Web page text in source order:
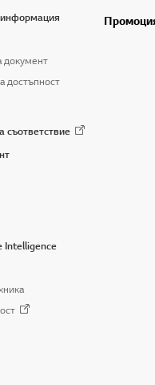
документ
достъпност
Intelligence